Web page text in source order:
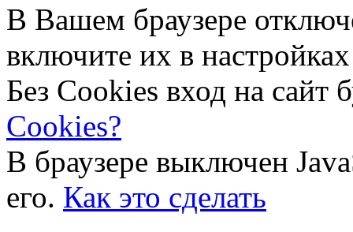
В Вашем браузере
включите их в
Без Cookies вход на сайт
Cookies?
В браузере выключен
его. Как это сделать